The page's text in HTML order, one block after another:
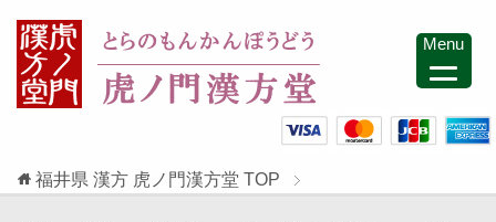
福井県 漢方 虎ノ門漢方堂 TOP
Menu